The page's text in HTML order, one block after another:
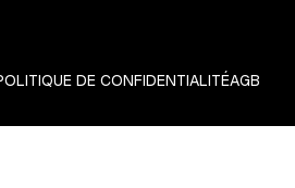
DE CONFIDENTIALITÉAGB